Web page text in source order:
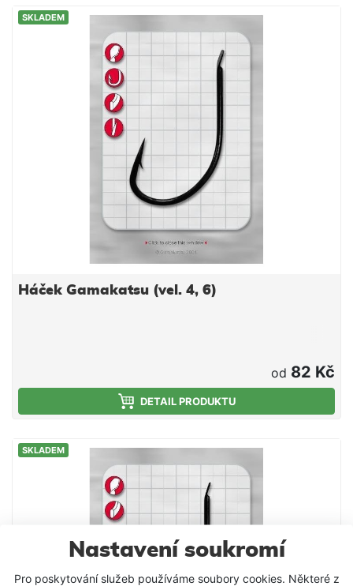
Nastavení soukromí
Pro poskytování služeb používáme soubory cookies. Některé z
SKLADEM
Háček Gamakatsu (vel. 4, 6)
od 82 Kč
DETAIL PRODUKTU
SKLADEM